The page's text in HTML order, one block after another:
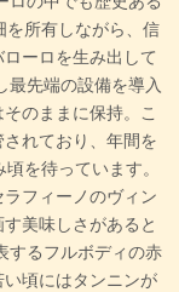
を所有しながら、信
ーロを生み出して
最先端の設備を導入
のままに保持。こ
れており、年間を
を待っています。
フィーノのヴィン
美味しさがあると
するフルボディの赤
頃にはタンニンが